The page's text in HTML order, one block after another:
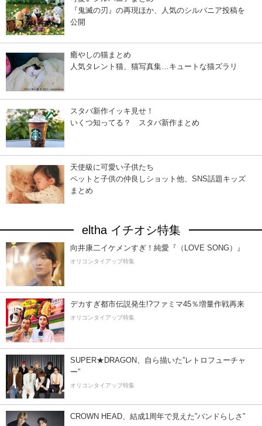
『鬼滅の刃』の再現ほか、人気のシルバニア投稿を
公開
癒やしの猫まとめ
人気タレント猫、猫写真集…キュートな猫ズラリ
スタバ新作イッキ見せ！
いくつ知ってる？ スタバ新作まとめ
天使級に可愛い子供たち
ペットと子供の仲良しショット他、SNS話題キッズ
まとめ
eltha イチオシ特集
向井康二イケメンすぎ！純愛『（LOVE SONG）』
オリコンタイアップ特集
デカすぎ都市伝説発生!?ファミマ45％増量作戦再来
オリコンタイアップ特集
SUPER★DRAGON、自ら描いた”レトロフューチャ
ー”
オリコンタイアップ特集
CROWN HEAD、結成1周年で見えた”バンドらしさ”